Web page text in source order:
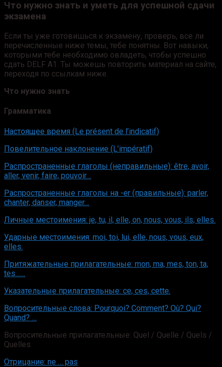
Что нужно знать и уметь для успешной сдачи
экзамена
Если ты уже готовишься к экзамену, проверь, все ли
перечисленные ниже темы, тебе понятны. Вот навыки,
которыми тебе необходимо овладеть, чтобы успешно
сдать DELF A1. Ты можешь повторить материал на сайте,
переходя по ссылкам ниже.
Что нужно знать
Грамматика
Настоящее время (Le présent de l’indicatif)
Повелительное наклонение (L’impératif)
Распространенные глаголы (неправильные): être, avoir,
aller, venir, faire, pouvoir…
Распространенные глаголы на -er (правильные): parler,
chanter, danser, manger…
Личные местоимения: je, tu, il, elle, on, nous, vous, ils, elles.
Ударные местоимения: moi, toi, lui, elle, nous, vous, eux,
elles.
Притяжательные прилагательные: mon, ma, mes, ton, ta,
tes……
Указательные прилагательные: ce, ces, cette.
Вопросительные слова: Pourquoi? Comment? Où? Qui?
Quand? …
Вопросительные прилагательные: Quel / Quelle / Quels /
Quelles
Отрицание: ne … pas